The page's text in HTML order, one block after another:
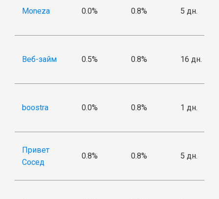
Moneza 0.0% 0.8% 5 дн.
Веб-займ 0.5% 0.8% 16 дн.
boostra 0.0% 0.8% 1 дн.
Привет
Сосед
0.8% 0.8% 5 дн.